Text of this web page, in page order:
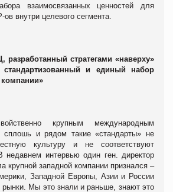
взаимосвязанных ценностей для
внутри целевого сегмента.
стратегами «наверху»
стандартизованный и единый набор
компании»
крупным международным
сплошь и рядом такие «стандарты» не
культуру и не соответствуют
недавнем интервью один ген. директор
крупной западной компании признался –
Западной Европы, Азии и России
Мы это знали и раньше, знают это